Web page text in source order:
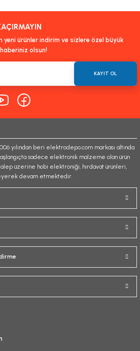
yeni ürünler indirim ve sizlere özel büyük
olsun!
KAYIT OL
yılından beri elektrodepo.com markası altında
sadece elektronik malzeme olan ürün
üzerine hobi elektroniği, hırdavat ürünleri,
devam etmektedir.